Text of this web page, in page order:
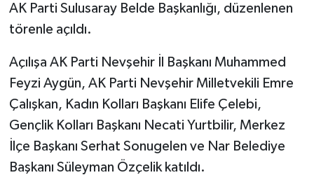
AK Parti Sulusaray Belde Başkanlığı, düzenlenen
törenle açıldı.
Açılışa AK Parti Nevşehir İl Başkanı Muhammed
Feyzi Aygün, AK Parti Nevşehir Milletvekili Emre
Çalışkan, Kadın Kolları Başkanı Elife Çelebi,
Gençlik Kolları Başkanı Necati Yurtbilir, Merkez
İlçe Başkanı Serhat Sonugelen ve Nar Belediye
Başkanı Süleyman Özçelik katıldı.